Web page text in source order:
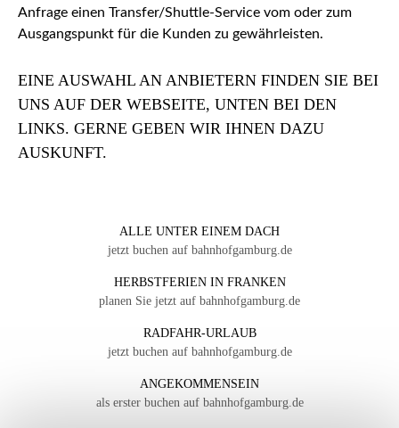
Anfrage einen Transfer/Shuttle-Service vom oder zum
Ausgangspunkt für die Kunden zu gewährleisten.
EINE AUSWAHL AN ANBIETERN FINDEN SIE BEI
UNS AUF DER WEBSEITE, UNTEN BEI DEN
LINKS. GERNE GEBEN WIR IHNEN DAZU
AUSKUNFT.
ALLE UNTER EINEM DACH
jetzt buchen auf bahnhofgamburg.de
HERBSTFERIEN IN FRANKEN
planen Sie jetzt auf bahnhofgamburg.de
RADFAHR-URLAUB
jetzt buchen auf bahnhofgamburg.de
ANGEKOMMENSEIN
als erster buchen auf bahnhofgamburg.de